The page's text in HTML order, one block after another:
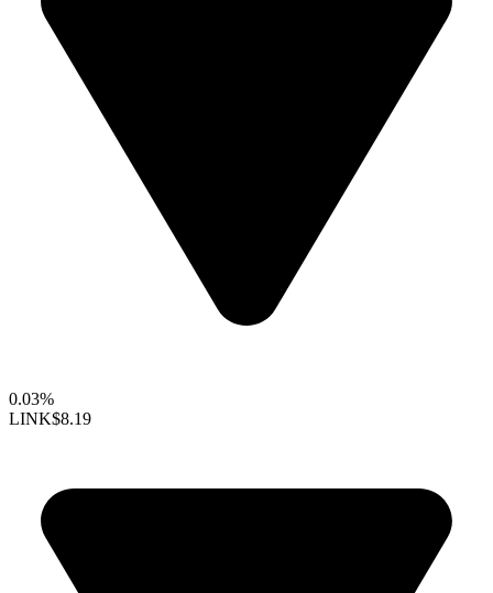
0.03%
LINK$8.19